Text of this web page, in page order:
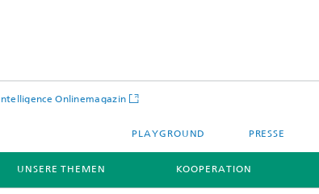
Onlinemagazin
PLAYGROUND PRESSE
UNSERE THEMEN KOOPERATION